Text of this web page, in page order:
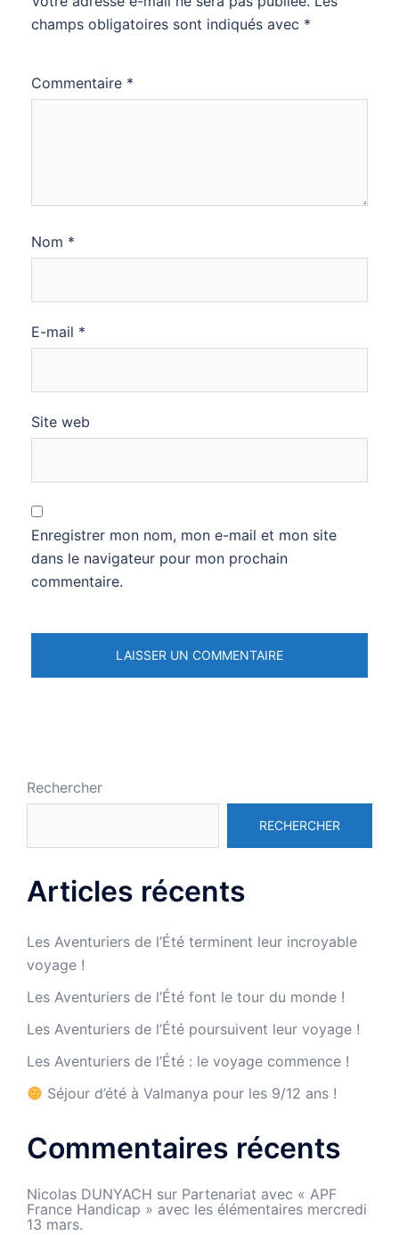
champs obligatoires sont indiqués avec *
Commentaire *
Nom *
E-mail *
Site web
Enregistrer mon nom, mon e-mail et mon site
dans le navigateur pour mon prochain
commentaire.
Rechercher
RECHERCHER
Articles récents
Les Aventuriers de l’Été terminent leur incroyable
voyage !
Les Aventuriers de l’Été font le tour du monde !
Les Aventuriers de l’Été poursuivent leur voyage !
Les Aventuriers de l’Été : le voyage commence !
Séjour d’été à Valmanya pour les 9/12 ans !
Commentaires récents
Nicolas DUNYACH sur Partenariat avec « APF
France Handicap » avec les élémentaires mercredi
13 mars.